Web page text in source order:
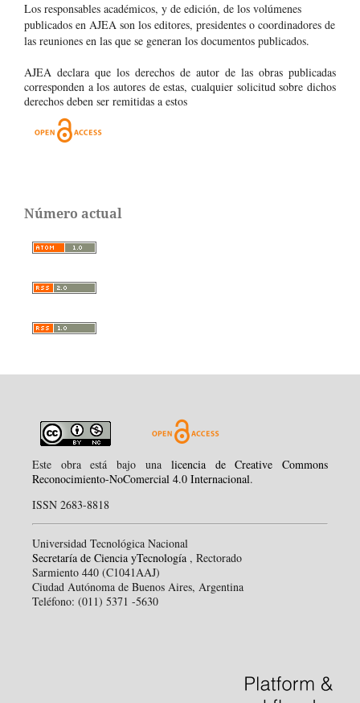
Los responsables académicos, y de edición, de los volúmenes
publicados en AJEA son los editores, presidentes o coordinadores de
las reuniones en las que se generan los documentos publicados.
AJEA declara que los derechos de autor de las obras publicadas
corresponden a los autores de estas, cualquier solicitud sobre dichos
derechos deben ser remitidas a estos
Número actual
Este obra está bajo unalicencia de Creative Commons
Reconocimiento-NoComercial 4.0 Internacional.
ISSN 2683-8818
Universidad Tecnológica Nacional
Secretaría de Ciencia yTecnología , Rectorado
Sarmiento 440 (C1041AAJ)
Ciudad Autónoma de Buenos Aires, Argentina
Teléfono: (011) 5371 -5630